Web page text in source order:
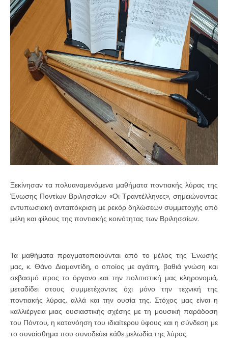
Ξεκίνησαν τα πολυαναμενόμενα μαθήματα ποντιακής λύρας της
Ένωσης Ποντίων Βριλησσίων «Οι Τραντέλληνες», σημειώνοντας
εντυπωσιακή ανταπόκριση με ρεκόρ δηλώσεων συμμετοχής από
μέλη και φίλους της ποντιακής κοινότητας των Βριλησσίων.
Τα μαθήματα πραγματοποιούνται από το μέλος της Ένωσής
μας, κ. Θάνο Διαμαντίδη, ο οποίος με αγάπη, βαθιά γνώση και
σεβασμό προς το όργανο και την πολιτιστική μας κληρονομιά,
μεταδίδει στους συμμετέχοντες όχι μόνο την τεχνική της
ποντιακής λύρας, αλλά και την ουσία της. Στόχος μας είναι η
καλλιέργεια μιας ουσιαστικής σχέσης με τη μουσική παράδοση
του Πόντου, η κατανόηση του ιδιαίτερου ύφους και η σύνδεση με
το συναίσθημα που συνοδεύει κάθε μελωδία της λύρας.